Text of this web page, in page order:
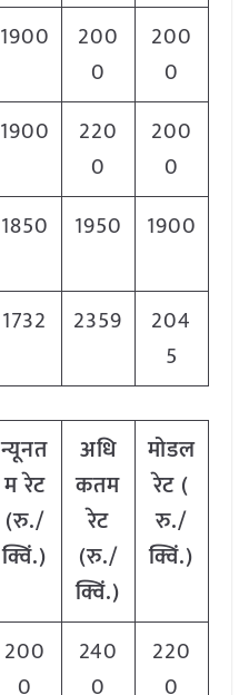
1900
200
0
200
0
1900
220
0
200
0
1850 1950 1900
1732 2359
204
5
न्यूनत
म रेट
(रु./
क्विं.)
अधि
कतम
रेट
(रु./
क्विं.)
मोडल
रेट (
रु./
क्विं.)
200
240
220